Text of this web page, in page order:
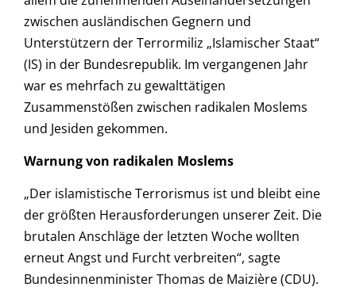
zwischen ausländischen Gegnern und
Unterstützern der Terrormiliz „Islamischer Staat“
(IS) in der Bundesrepublik. Im vergangenen Jahr
war es mehrfach zu gewalttätigen
Zusammenstößen zwischen radikalen Moslems
und Jesiden gekommen.
Warnung von radikalen Moslems
„Der islamistische Terrorismus ist und bleibt eine
der größten Herausforderungen unserer Zeit. Die
brutalen Anschläge der letzten Woche wollten
erneut Angst und Furcht verbreiten“, sagte
Bundesinnenminister Thomas de Maizière (CDU).